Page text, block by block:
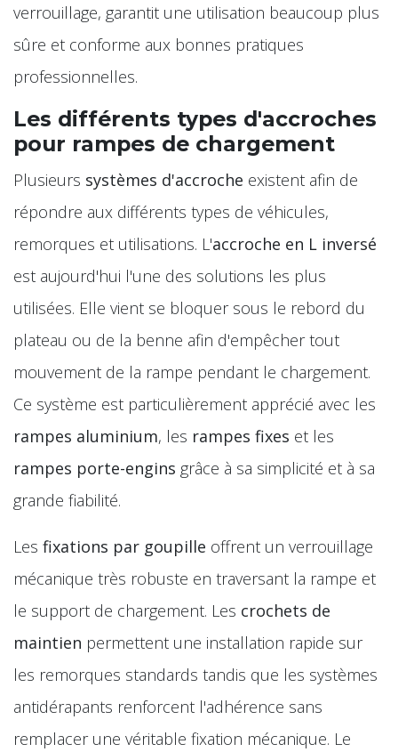
verrouillage, garantit une utilisation beaucoup plus
sûre et conforme aux bonnes pratiques
professionnelles.
Les différents types d'accroches
pour rampes de chargement
Plusieurs systèmes d'accroche existent afin de
répondre aux différents types de véhicules,
remorques et utilisations. L'accroche en L inversé
est aujourd'hui l'une des solutions les plus
utilisées. Elle vient se bloquer sous le rebord du
plateau ou de la benne afin d'empêcher tout
mouvement de la rampe pendant le chargement.
Ce système est particulièrement apprécié avec les
rampes aluminium, les rampes fixes et les
rampes porte-engins grâce à sa simplicité et à sa
grande fiabilité.
Les fixations par goupille offrent un verrouillage
mécanique très robuste en traversant la rampe et
le support de chargement. Les crochets de
maintien permettent une installation rapide sur
les remorques standards tandis que les systèmes
antidérapants renforcent l'adhérence sans
remplacer une véritable fixation mécanique. Le